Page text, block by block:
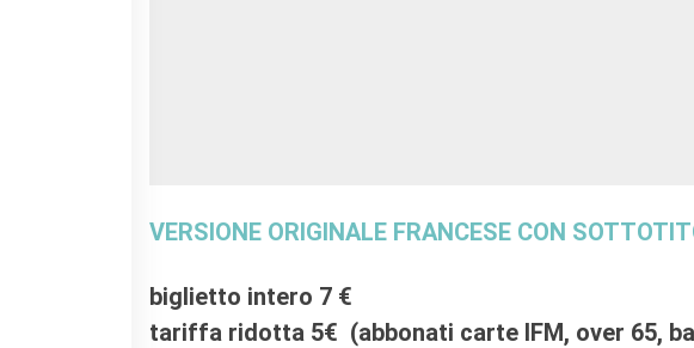
VERSIONE ORIGINALE FRANCESE CON
biglietto intero 7 €
tariffa ridotta 5€ (abbonati carte IFM, over 65,